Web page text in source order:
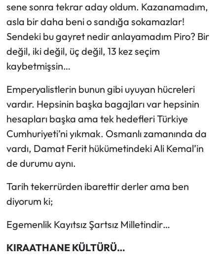
sene sonra tekrar aday oldum. Kazanamadım,
asla bir daha beni o sandığa sokamazlar!
Sendeki bu gayret nedir anlayamadım Piro? Bir
değil, iki değil, üç değil, 13 kez seçim
kaybetmişsin…
Emperyalistlerin bunun gibi uyuyan hücreleri
vardır. Hepsinin başka bagajları var hepsinin
hesapları başka ama tek hedefleri Türkiye
Cumhuriyeti’ni yıkmak. Osmanlı zamanında da
vardı, Damat Ferit hükümetindeki Ali Kemal’in
de durumu aynı.
Tarih tekerrürden ibarettir derler ama ben
diyorum ki;
Egemenlik Kayıtsız Şartsız Milletindir…
KIRAATHANE KÜLTÜRÜ…